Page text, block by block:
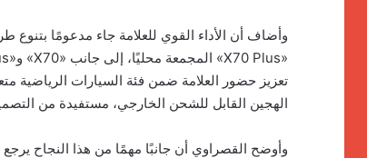
وأضاف أن الأداء القوي للعلامة جاء مدعومًا بتنوع
الهجين القابل للشحن الخارجي، مستفيدة من
وأوضح القصراوي أن جانبًا مهمًا من هذا النجاح